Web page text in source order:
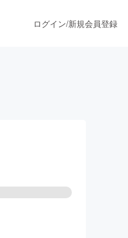
ログイン/新規会員登録